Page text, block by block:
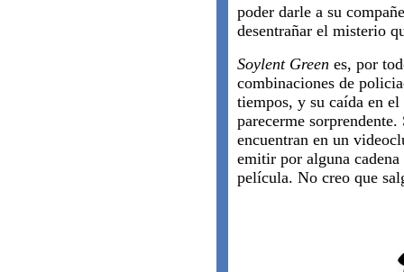
poder darle a su
desentrañar el misterio
Soylent Green es, por
combinaciones de
tiempos, y su caída en
parecerme
encuentran en un
emitir por alguna
película. No creo que